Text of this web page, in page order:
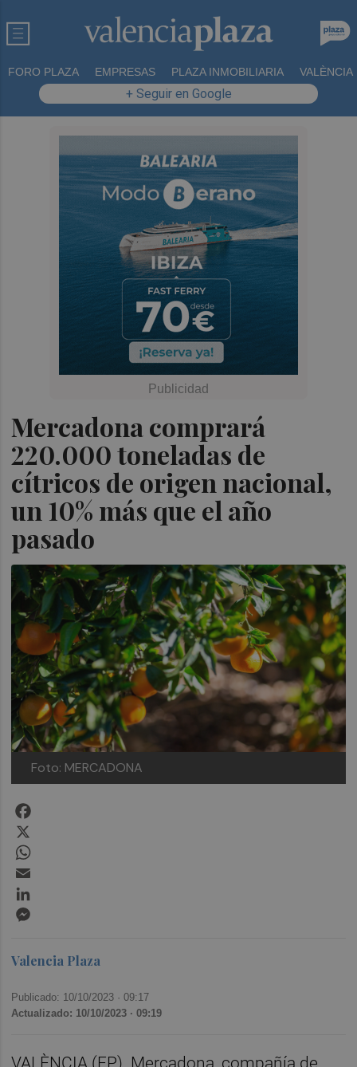
FORO PLAZA EMPRESAS PLAZA INMOBILIARIA VALÈNCIA
+ Seguir en Google
Mercadona comprará
220.000 toneladas de
cítricos de origen nacional,
un 10% más que el año
pasado
Foto: MERCADONA
Valencia Plaza
Publicado: 10/10/2023 ·09:17
Actualizado: 10/10/2023 · 09:19
VALÈNCIA (EP). Mercadona, compañía de